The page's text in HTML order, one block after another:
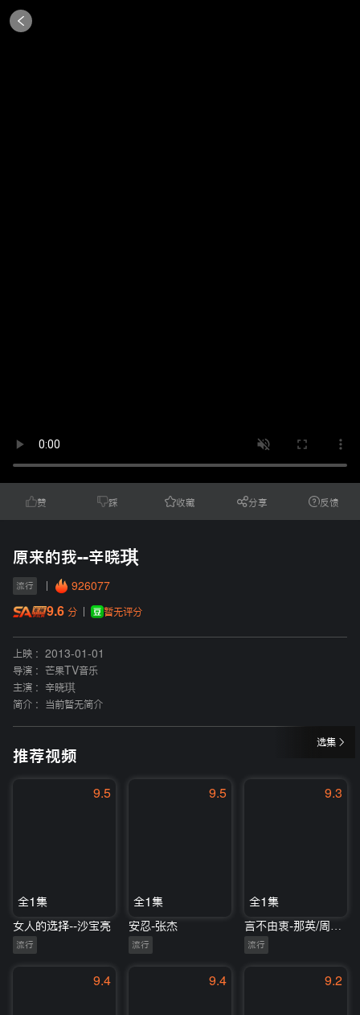
赞 踩 收藏 分享 反馈
原来的我--辛晓琪
流行 926077
9.6 分 暂无评分
上映 :
2013-01-01
导演 :
芒果TV音乐
主演 :
辛晓琪
简介 :
当前暂无简介
选集
推荐视频
9.5
全1集
女人的选择--沙宝亮
流行
9.5
全1集
安忍-张杰
流行
9.3
全1集
流行
9.4 9.4 9.2